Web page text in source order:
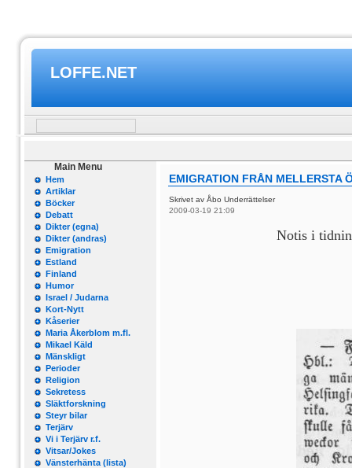
LOFFE.NET
Main Menu
Hem
Artiklar
Böcker
Debatt
Dikter (egna)
Dikter (andras)
Emigration
Estland
Finland
Humor
Israel / Judarna
Kort-Nytt
Kåserier
Maria Åkerblom m.fl.
Mikael Käld
Mänskligt
Perioder
Religion
Sekretess
Släktforskning
Steyr bilar
Terjärv
Vi i Terjärv r.f.
Vitsar/Jokes
Vänsterhänta (lista)
EMIGRATION FRÅN MELLERSTA
Skrivet av Åbo Underrättelser
2009-03-19 21:09
Notis i